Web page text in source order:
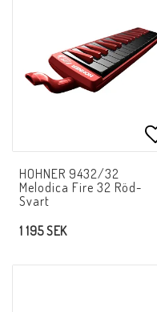
HOHNER 9432/32
Melodica Fire 32 Röd-
Svart
1 195 SEK